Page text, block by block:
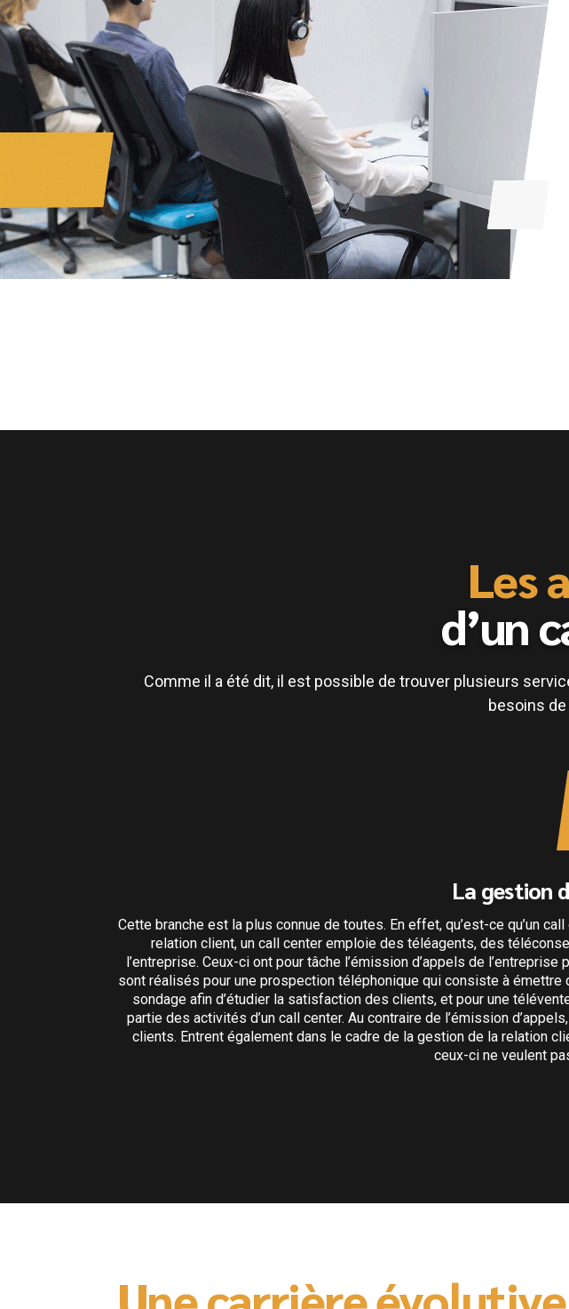
Les
d’un
Comme il a été dit, il est possible de trouver plusieurs
besoins de
La gestion
Cette branche est la plus connue de toutes. En effet, qu’est-ce qu’un
relation client, un call center emploie des téléagents, des
l’entreprise. Ceux-ci ont pour tâche l’émission d’appels de
sont réalisés pour une prospection téléphonique qui consiste à
sondage afin d’étudier la satisfaction des clients, et pour une
partie des activités d’un call center. Au contraire de l’émission
clients. Entrent également dans le cadre de la gestion de la relation
ceux-ci ne veulent